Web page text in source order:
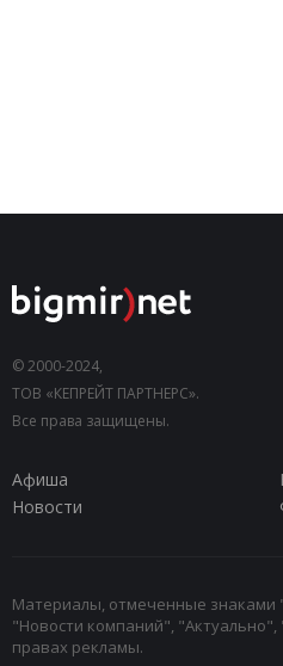
© 2000-2024,
ТОВ «КЕПРЕЙТ ПАРТНЕРС».
Все права защищены.
Афиша
Новости
Материалы, отмеченные знаками
"Новости компаний",
правах рекламы.